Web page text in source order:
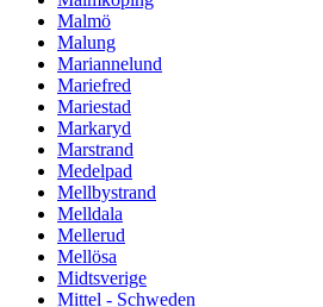
Malmö
Malung
Mariannelund
Mariefred
Mariestad
Markaryd
Marstrand
Medelpad
Mellbystrand
Melldala
Mellerud
Mellösa
Midtsverige
Mittel - Schweden